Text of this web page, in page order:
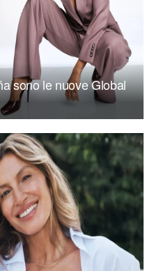
sono le nuove Global